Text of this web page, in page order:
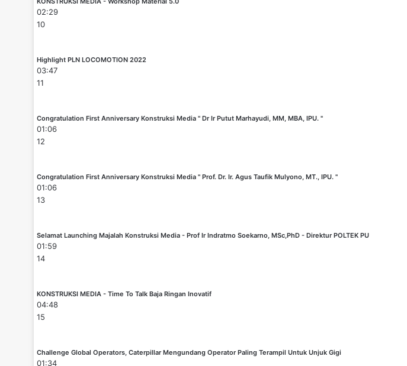
02:29
10
Highlight PLN LOCOMOTION 2022
03:47
11
Congratulation First Anniversary Konstruksi Media " Dr Ir Putut Marhayudi, MM, MBA, IPU. "
01:06
12
Congratulation First Anniversary Konstruksi Media " Prof. Dr. Ir. Agus Taufik Mulyono, MT., IPU. "
01:06
13
Selamat Launching Majalah Konstruksi Media - Prof Ir Indratmo Soekarno, MSc,PhD - Direktur POLTEK PU
01:59
14
KONSTRUKSI MEDIA - Time To Talk Baja Ringan Inovatif
04:48
15
Challenge Global Operators, Caterpillar Mengundang Operator Paling Terampil Untuk Unjuk Gigi
01:34